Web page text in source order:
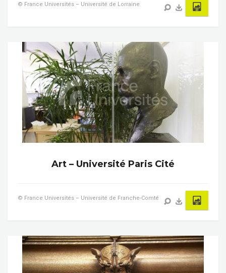
© France Universités – Université de Lorraine
Art – Université Paris Cité
© France Universités – Université de Franche-Comté